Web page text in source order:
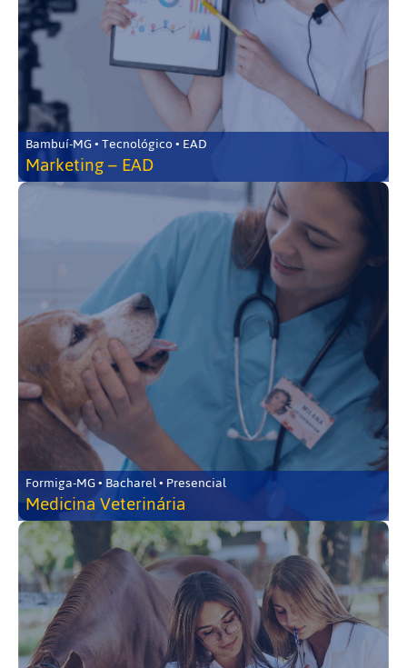
Bambuí-MG • Tecnológico • EAD
Marketing – EAD
Formiga-MG • Bacharel • Presencial
Medicina Veterinária